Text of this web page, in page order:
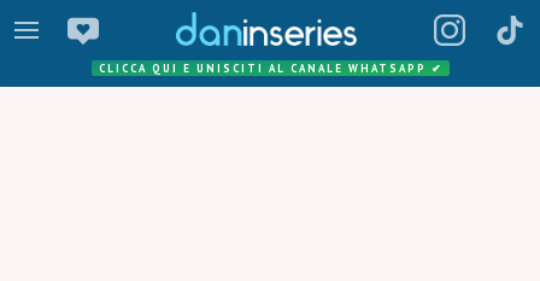
CLICCA QUI E UNISCITI AL CANALE WHATSAPP ✔